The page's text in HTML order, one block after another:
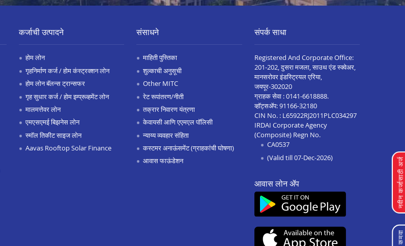
नवीन कर्जासाठी अर्ज
कर्जाची उत्पादने
होम लोन
गृहनिर्माण कर्ज / होम कंस्ट्रक्शन लोन
होम लोन बॅलन्स ट्रान्सफर
गृह सुधार कर्ज / होम इम्प्रूव्हमेंट लोन
मालमत्तेवर लोन
एमएसएमई बिझनेस लोन
स्मॉल तिकीट साइज लोन
Aavas Rooftop Solar Finance
संसाधने
माहिती पुस्तिका
शुल्काची अनुसूची
Other MITC
रेट रूपांतरण/नीती
तक्रार निवारण यंत्रणा
केवायसी आणि एएमएल पॉलिसी
न्याय्य व्यवहार संहिता
कस्टमर अनाऊंसमेंट (ग्राहकांची घोषणा)
आवास फाऊंडेशन
संपर्क साधा
Registered And Corporate Office:
201-202, दुसरा मजला, साउथ एंड स्क्वेअर,
मानसरोवर इंडस्ट्रियल एरिया,
जयपूर-302020
ग्राहक सेवा :0141-6618888.
व्हॉट्सॲप:91166-32180
CIN No. : L65922RJ2011PLC034297
IRDAI Corporate Agency
(Composite) Regn No.
CA0537
(Valid till 07-Dec-2026)
आवास लोन ॲप